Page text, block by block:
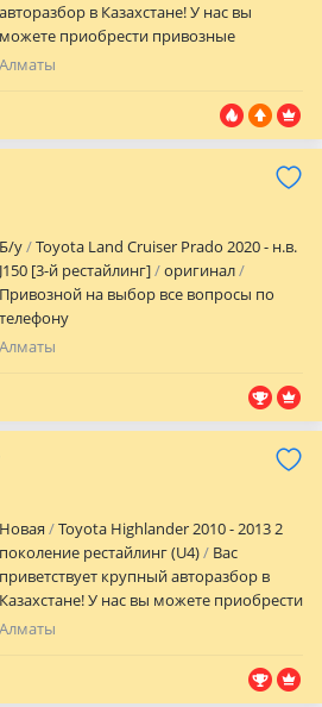
авторазбор в Казахстане! У нас вы
можете приобрести привозные
запчасти из; Japan USA UAE все по кузову,
LC100, LC200, LCP 120, LCP150, Highlander,
RAV4. Lexus; GX470, GX460, LX470, LX570,
RX350-450, NX200-250, ES250-350. Range
Rover; Sport, Discovery, Evoque, Voque,
и пишите в любое время 24/7
Алматы
Б/y
Toyota Land Cruiser Prado 2020 - н.в.
J150 [3-й рестайлинг]
оригинал
Привозной на выбор все вопросы по
телефону
Алматы
Новая
Toyota Highlander 2010 - 2013 2
поколение рестайлинг (U4)
Вас
приветствует крупный авторазбор в
Казахстане! У нас вы можете приобрести
все по кузову, салону и ходовке на
LCP150, Highlander, RAV4. Lexus; GX470,
GX460, LX470, LX570, RX350-450, NX200-
Алматы